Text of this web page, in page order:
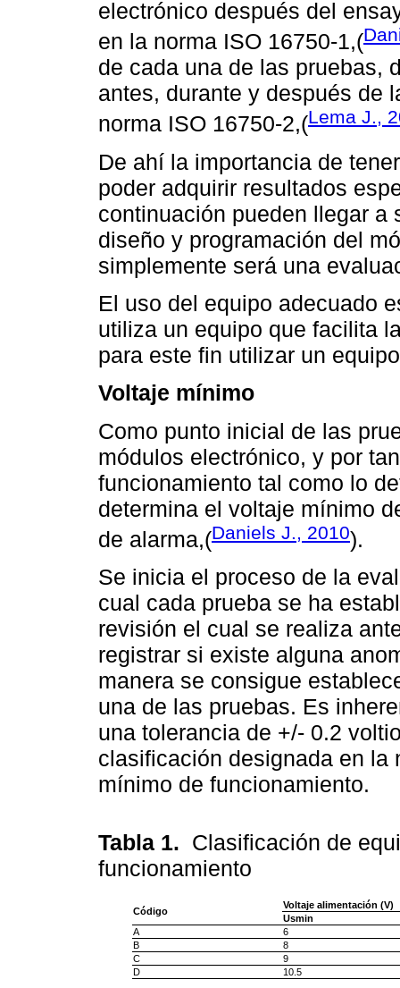
electrónico después del
en la norma ISO 16750-1,(
de cada una de las pruebas,
antes, durante y después de
norma ISO 16750-2,(Lema J.,
De ahí la importancia de
poder adquirir resultados
continuación pueden llegar a
diseño y programación del
simplemente será una
El uso del equipo adecuado
utiliza un equipo que facilita
para este fin utilizar un
Voltaje mínimo
Como punto inicial de las
módulos electrónico, y por
funcionamiento tal como lo
determina el voltaje mínimo
de alarma,(Daniels J., 2010).
Se inicia el proceso de la
cual cada prueba se ha
revisión el cual se realiza
registrar si existe alguna
manera se consigue
una de las pruebas. Es
una tolerancia de +/- 0.2
clasificación designada en la
mínimo de funcionamiento.
Tabla 1. Clasificación de
funcionamiento
Código
Voltaje alimentación (V)
Usmin
A
6
B
8
C
9
D
10.5